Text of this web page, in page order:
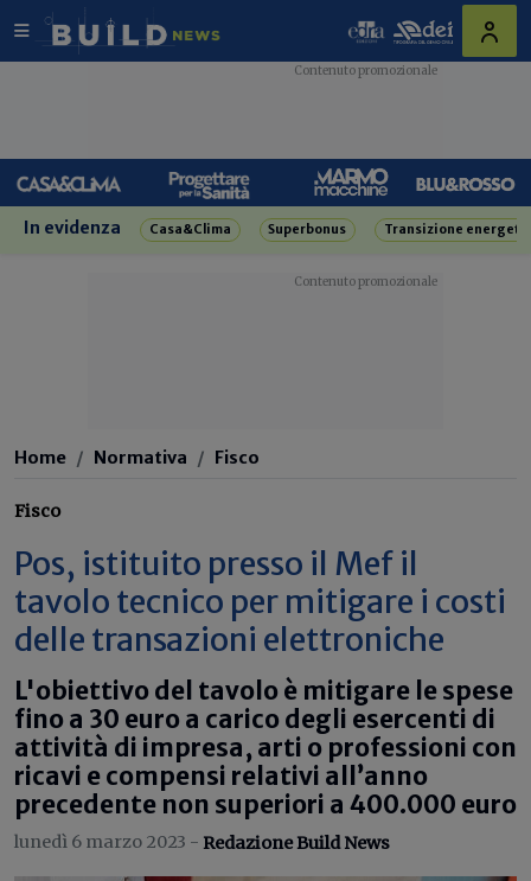
In evidenza Casa&Clima Superbonus Transizione
Home Normativa Fisco
Fisco
Pos, istituito presso il Mef il
tavolo tecnico per mitigare i costi
delle transazioni elettroniche
L'obiettivo del tavolo è mitigare le spese
fino a 30 euro a carico degli esercenti di
attività di impresa, arti o professioni con
ricavi e compensi relativi all’anno
precedente non superiori a 400.000 euro
lunedì 6 marzo 2023 - Redazione Build News